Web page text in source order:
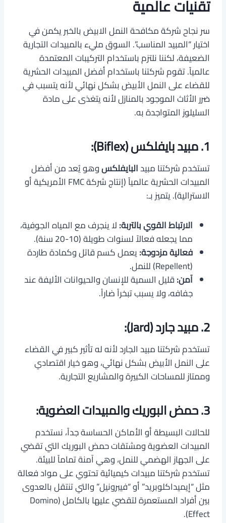
تقنيات عالمية
سر نجاح شركة مكافحة النمل الابيض بالخبر يكمن في
اختيار “المبيد المناسب”. السوق مليء بالمبيدات التجارية
الضعيفة، لكننا نلتزم باستخدام التركيبات المعتمدة
عالمياً. تقوم شركتنا باستخدام أفضل المبيدات الحشرية
للقضاء على النمل الأبيض بشكل نهائي لأنه يتسبب في
ضرر الأثاث الموجود بالمنازل لأنه يتغذى على مادة
السليلوز المتواجدة به.
1. مبيد بايفلكس (Biflex):
تستخدم شركتنا مبيدالبايفلكسوهو يُعد من أفضل
المبيدات الحشرية عالمياً (إنتاج شركة FMC الأمريكية أو
الاسترالية). يتميز بـ:
الارتباط القوي بالتربة:لا ينجرف مع المياه الجوفية،
مما يجعله فعالاً لسنوات طويلة (10-20 سنة).
فعالية مزدوجة:يعمل كسم قاتل وكمادة طاردة
(Repellent) للنمل.
آمن:قليل السمية للإنسان والحيوانات الأليفة عند
جفافه، ولا يسبب تبخراً ضاراً.
2. مبيد جارد (Jard):
تستخدم شركتنا مبيد الجارد لأنه له تأثير كبير في القضاء
على النمل الأبيض بشكل نهائي، وهو خيار اقتصادي
وممتاز للمساحات الكبيرة والمشاريع التجارية.
3. حمض البوريك والمبيدات العضوية:
للحالات البسيطة أو الأماكن الحساسة جداً، نستخدم
المبيدات العضوية ومشتقات حمض البوريك التي تقضي
على الجهاز الهضمي للنمل، وهي آمنة تماماً للبيئة.
تستخدم شركتنا مبيدات كيميائية تحتوي على مواد فعالة
مثل “إيميداكلوبريد” أو “فيبرونيل” والتي تنتقل بالعدوى
بين أفراد المستعمرة لتقضي عليها بالكامل (Domino
Effect).